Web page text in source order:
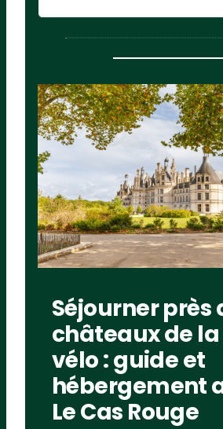
Séjourner près
châteaux de la
vélo : guide et
hébergement
Le Cas Rouge